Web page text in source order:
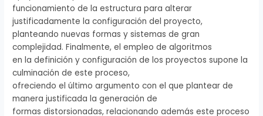
funcionamiento de la estructura para alterar
justificadamente la configuración del proyecto,
planteando nuevas formas y sistemas de gran
complejidad. Finalmente, el empleo de algoritmos
en la definición y configuración de los proyectos supone la
culminación de este proceso,
ofreciendo el último argumento con el que plantear de
manera justificada la generación de
formas distorsionadas, relacionando además este proceso